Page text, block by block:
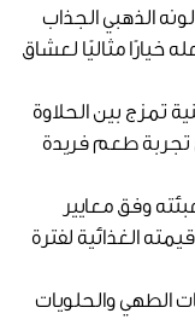
الذهبي الجذاب
خيارًا مثاليًا لعشاق
تمزج بين الحلاوة
تجربة طعم فريدة
وفق معايير
الغذائية لفترة
الطهي والحلويات